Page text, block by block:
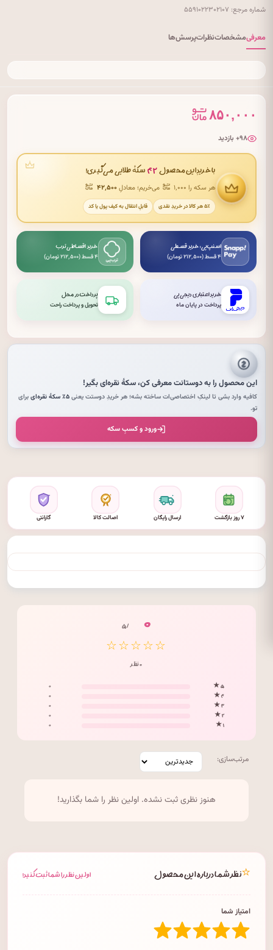
شماره مرجع: ۵۵۹۱۰۲۲۳۰۲۱۰۷
معرفیمشخصاتنظراتپرسش‌ها
۸۵۰,۰۰۰
۹۸+ بازدید
با خریدِ این محصول ۴۲ سکهٔ طلایی می‌گیری!
هر سکه را ۱٬۰۰۰ می‌خریم؛ معادلِ۴۲٬۵۰۰
۵٪ هر کالا در خریدِ نقدی قابلِ انتقال به کیف پول یا کد
اسنپ‌پی: خرید قسطی
۴ قسط (۲۱۲٬۵۰۰ تومان)
خرید اقساطی ترب
۴ قسط (۲۱۲٬۵۰۰ تومان)
خرید اعتباری دیجی‌پی
پرداخت در پایان ماه
پرداخت در محل
تحویل و پرداخت راحت
این محصول را به دوستانت معرفی کن،سکهٔ نقره‌ایبگیر!
کافیه وارد بشی تا لینکِ اختصاصی‌ات ساخته بشه؛ هر خریدِ دوستت یعنی۵٪ سکهٔ نقره‌ای
برای
تو.
ورود و کسبِ سکه
۷ روز بازگشت ارسال رایگان اصالت کالا گارانتی
۰ / ۵
☆☆☆☆☆
۰ نظر
۵ ★
۰
۴ ★
۰
۳ ★
۰
۲ ★
۰
۱ ★
۰
مرتب‌سازی:
هنوز نظری ثبت نشده. اولین نظر را شما بگذارید!
⭐نظر شما درباره این محصول اولین نظر را شما ثبت کنید!
امتیاز شما